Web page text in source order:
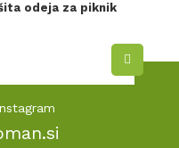
odeja za piknik